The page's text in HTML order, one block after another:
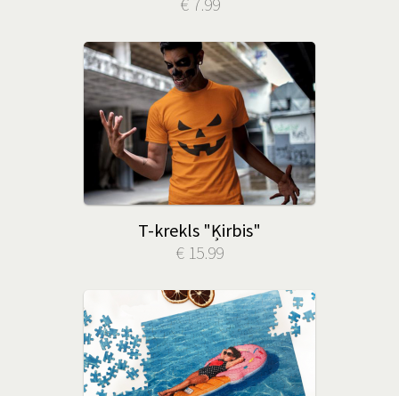
T-krekls "Ķirbis"
€ 15.99